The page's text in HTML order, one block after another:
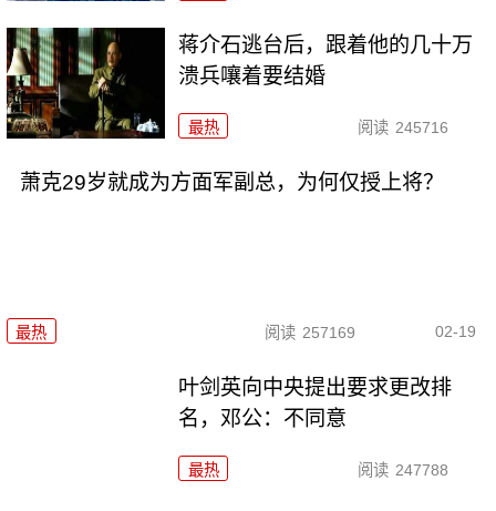
蒋介石逃台后，跟着他的几十万
溃兵嚷着要结婚
最热 阅读 245716
萧克29岁就成为方面军副总，为何仅授上将？
最热 阅读 257169 02-19
叶剑英向中央提出要求更改排
名，邓公：不同意
最热 阅读 247788